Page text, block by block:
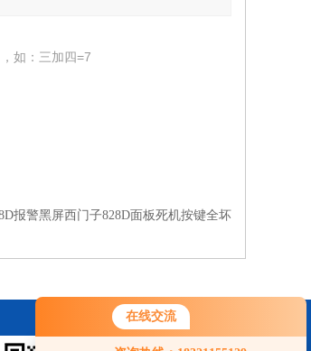
在线交流
您好！欢迎前来咨询，很高兴为您
如：三加四=7
报警黑屏西门子828D面板死机按键全坏